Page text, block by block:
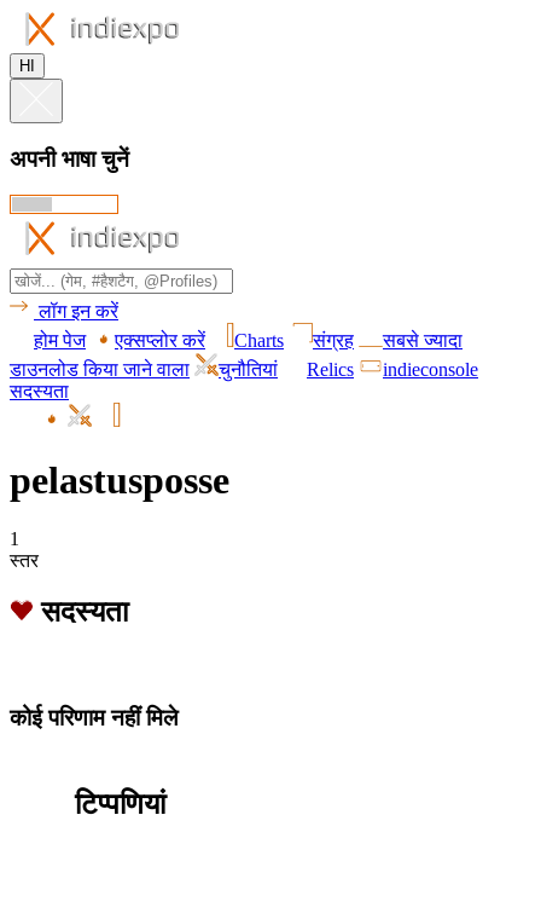
HI
अपनी भाषा चुनें
लॉग इन करें
होम पेज
एक्सप्लोर करें Charts संग्रह
सबसे ज्यादा
डाउनलोड किया जाने वाला
चुनौतियां Relics
indieconsole
सदस्यता
pelastusposse
1
स्तर
सदस्यता
कोई परिणाम नहीं मिले
टिप्पणियां